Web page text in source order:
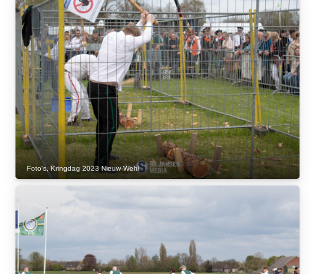
Foto's,Kringdag 2023 Nieuw-Wehl